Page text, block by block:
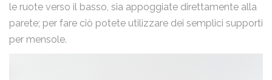
le ruote verso il basso, sia appoggiate direttamente alla
parete; per fare ciò potete utilizzare dei semplici supporti
per mensole.